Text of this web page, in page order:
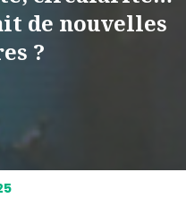
de nouvelles
?